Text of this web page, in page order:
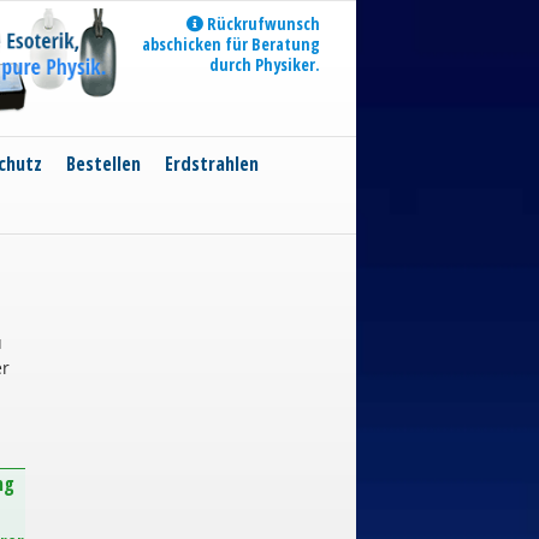
Rückrufwunsch
abschicken für Beratung
durch Physiker.
Bestellen Erdstrahlen